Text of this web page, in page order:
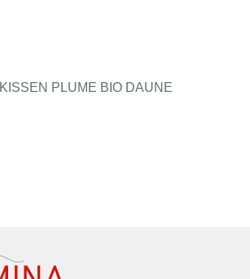
KISSEN PLUME BIO DAUNE